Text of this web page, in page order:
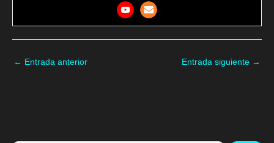
← Entrada anterior Entrada siguiente →